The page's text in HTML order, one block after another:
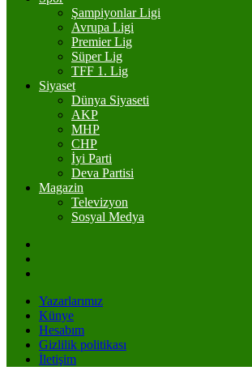
Şampiyonlar Ligi
Avrupa Ligi
Premier Lig
Süper Lig
TFF 1. Lig
Siyaset
Dünya Siyaseti
AKP
MHP
CHP
İyi Parti
Deva Partisi
Magazin
Televizyon
Sosyal Medya
Yazarlarımız
Künye
Hesabım
Gizlilik politikası
İletişim